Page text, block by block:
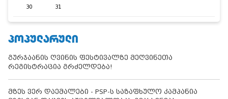
30
31
ᲞᲝᲞᲣᲚᲐᲠᲣᲚᲘ
გურჯაანის ღვინის ფესტივალზე მეღვინეთა
რეგისტრაცია გრძელდება!
მზეს ვერ დაემალები - PSP-ს საზაფხულო კამპანია